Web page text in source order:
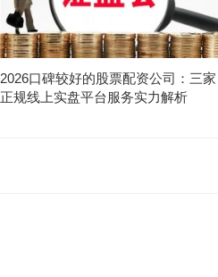
2026口碑较好的股票配资公司：三家
正规线上实盘平台服务实力解析